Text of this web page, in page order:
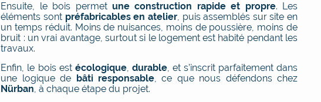
Ensuite, le bois permetune construction rapide et propre. Les
éléments sont préfabricables en atelier, puis assemblés sur site en
un temps réduit. Moins de nuisances, moins de poussière, moins de
bruit : un vrai avantage, surtout si le logement est habité pendant les
travaux.
Enfin, le bois est écologique, durable, et s’inscrit parfaitement dans
une logique de bâti responsable, ce que nous défendons chez
Nürban, à chaque étape du projet.